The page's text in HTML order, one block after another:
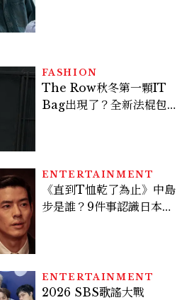
FASHION
The Row秋冬第一顆IT
Bag出現了？全新法棍包
ENTERTAINMENT
《直到T恤乾了為止》中島
步是誰？9件事認識日本
ENTERTAINMENT
2026 SBS歌謠大戰